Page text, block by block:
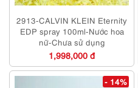
2913-CALVIN KLEIN Eternity
EDP spray 100ml-Nước hoa
nữ-Chưa sử dụng
1,998,000 đ
- 14%